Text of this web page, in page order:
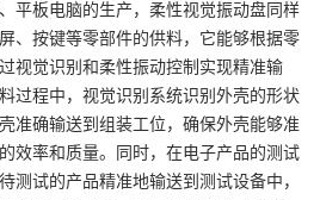
平板电脑的生产，柔性视觉振动盘同样
、按键等零部件的供料，它能够根据零
视觉识别和柔性振动控制实现精准输
过程中，视觉识别系统识别外壳的形状
准确输送到组装工位，确保外壳能够准
效率和质量。同时，在电子产品的测试
测试的产品精准地输送到测试设备中，